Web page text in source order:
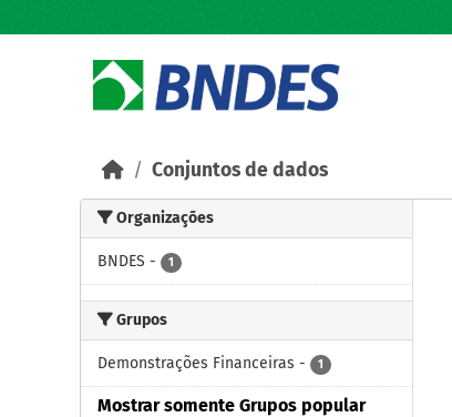
Conjuntos de dados
Organizações
BNDES - 1
Grupos
Demonstrações Financeiras - 1
Mostrar somente Grupos popular